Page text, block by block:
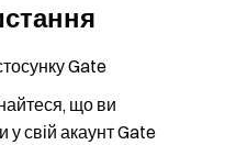
Gate
що ви
у свій акаунт Gate